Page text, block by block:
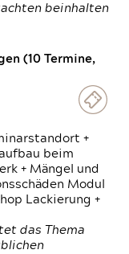
beinhalten
(10 Termine,
+
beim
+ Mängel und
Modul
Lackierung +
das Thema